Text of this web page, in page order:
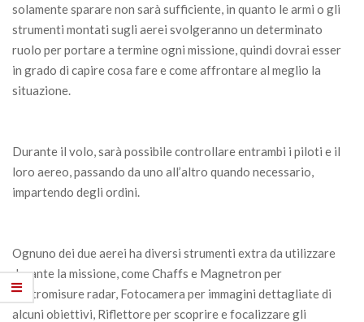
solamente sparare non sarà sufficiente, in quanto le armi o gli
strumenti montati sugli aerei svolgeranno un determinato
ruolo per portare a termine ogni missione, quindi dovrai esser
in grado di capire cosa fare e come affrontare al meglio la
situazione.
Durante il volo, sarà possibile controllare entrambi i piloti e il
loro aereo, passando da uno all’altro quando necessario,
impartendo degli ordini.
Ognuno dei due aerei ha diversi strumenti extra da utilizzare
durante la missione, come Chaffs e Magnetron per
contromisure radar, Fotocamera per immagini dettagliate di
alcuni obiettivi, Riflettore per scoprire e focalizzare gli